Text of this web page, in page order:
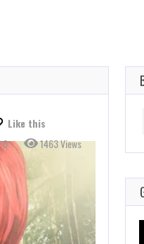
Like this
0
1463 Views